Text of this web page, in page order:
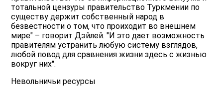
тотальной цензуры правительство Туркмении по
существу держит собственный народ в
безвестности о том, что проиходит во внешнем
мире" – говорит Дэйлей. "И это дает возможность
правителям устранить любую систему взглядов,
любой повод для сравнения жизни здесь с жизнью
вокруг них".
Невольничьи ресурсы